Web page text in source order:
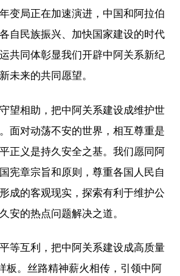
变局正在加速演进，中国和阿拉伯
自民族振兴、加快国家建设的时代
共同体彰显我们开辟中阿关系新纪
未来的共同愿望。
望相助，把中阿关系建设成维护世
面对动荡不安的世界，相互尊重是
正义是持久安全之基。我们愿同阿
宪章宗旨和原则，尊重各国人民自
成的客观现实，探索有利于维护公
安的热点问题解决之道。
等互利，把中阿关系建设成高质量
板。丝路精神薪火相传，引领中阿